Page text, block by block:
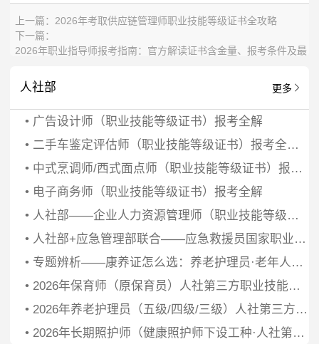
上一篇： 2026年考取供应链管理师职业技能等级证书全攻略
下一篇：
2026年职业指导师报考指南：官方解读证书含金量、报考条件及最
人社部 更多
• 广告设计师（职业技能等级证书）报考全解
• 二手车鉴定评估师（职业技能等级证书）报考全攻略
• 中式烹调师/西式面点师（职业技能等级证书）报考指南
• 电子商务师（职业技能等级证书）报考全解
• 人社部——企业人力资源管理师（职业技能等级证书）报考全解
• 人社部+应急管理部联合——应急救援员国家职业资格证报考全攻略
• 专题辨析——康养证怎么选：养老护理员·老年人能力评估师·长期照护师区别与考证顺序建议
• 2026年保育师（原保育员）人社第三方职业技能等级证书报考指南——托育机构备案上岗必备、补贴申领与幼教转岗
• 2026年养老护理员（五级/四级/三级）人社第三方职业技能等级证书报考全解——老龄化刚需、补贴标准与如何进阶老年人能力评估师
• 2026年长期照护师（健康照护师下设工种·人社第三方技能等级证）报考说明——失能失智照护、与养老护理员及健康照护师关系辨析